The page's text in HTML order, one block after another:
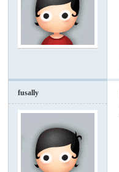
fusally